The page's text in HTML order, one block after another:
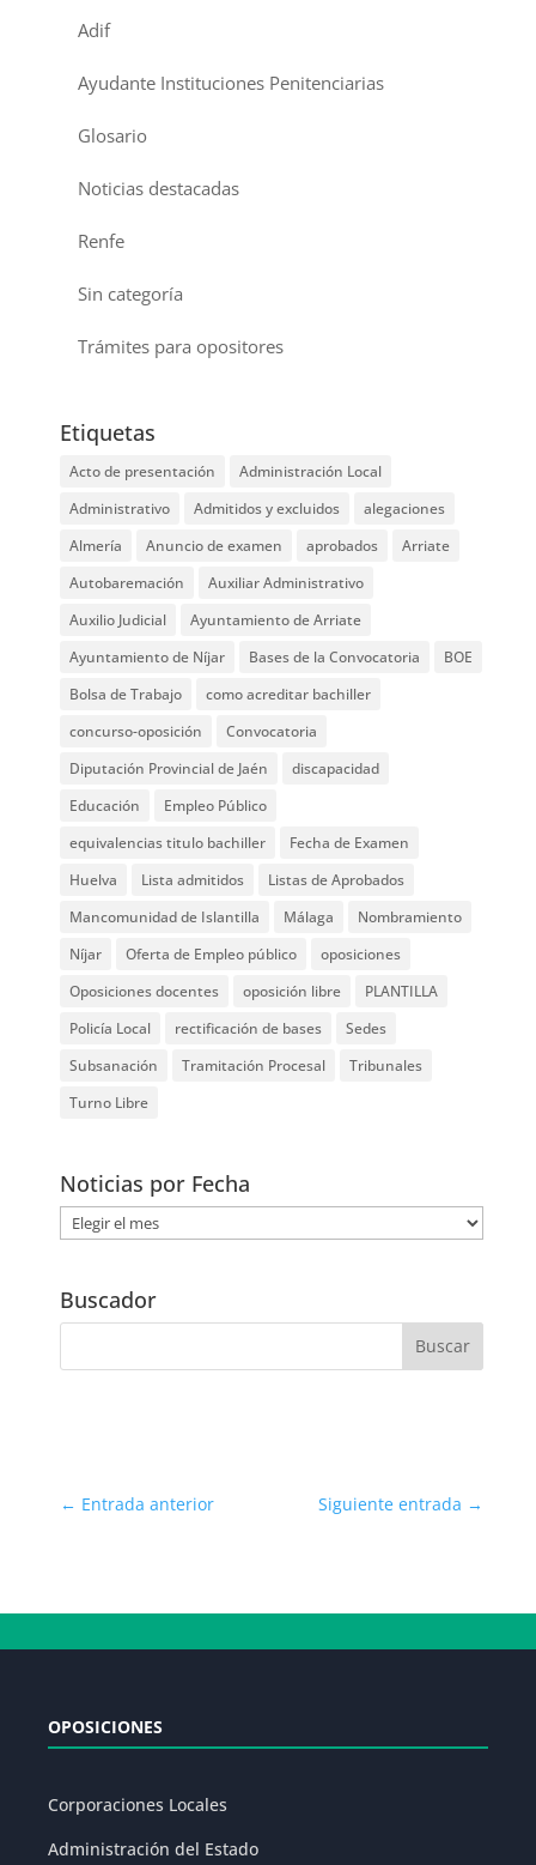
Adif
Ayudante Instituciones Penitenciarias
Glosario
Noticias destacadas
Renfe
Sin categoría
Trámites para opositores
Etiquetas
Acto de presentación
Administración Local
Administrativo
Admitidos y excluidos
alegaciones
Almería
Anuncio de examen aprobados
Arriate
Autobaremación
Auxiliar Administrativo
Auxilio Judicial
Ayuntamiento de Arriate
Ayuntamiento de Níjar
Bases de la Convocatoria
BOE
Bolsa de Trabajo
como acreditar bachiller
concurso-oposición
Convocatoria
Diputación Provincial de Jaén
discapacidad
Educación
Empleo Público
equivalencias titulo bachiller
Fecha de Examen
Huelva
Lista admitidos
Listas de Aprobados
Mancomunidad de Islantilla
Málaga
Nombramiento
Níjar
Oferta de Empleo público
oposiciones
Oposiciones docentes
oposición libre
PLANTILLA
Policía Local
rectificación de bases
Sedes
Subsanación
Tramitación Procesal
Tribunales
Turno Libre
Noticias por Fecha
Noticias
por
Buscador
← Entrada anterior Siguiente entrada →
OPOSICIONES
Corporaciones Locales
Administración del Estado